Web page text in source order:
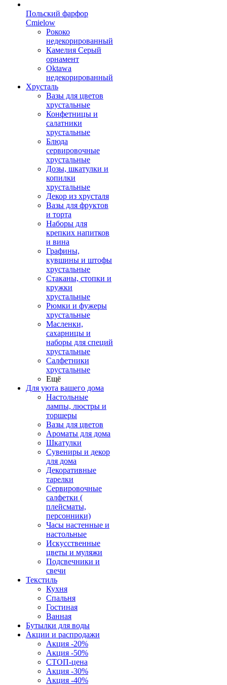
Польский фарфор
Сmielow
Рококо
недекорированный
Камелия Серый
орнамент
Oktawa
недекорированный
Хрусталь
Вазы для цветов
хрустальные
Конфетницы и
салатники
хрустальные
Блюда
сервировочные
хрустальные
Дозы, шкатулки и
копилки
хрустальные
Декор из хрусталя
Вазы для фруктов
и торта
Наборы для
крепких напитков
и вина
Графины,
кувшины и штофы
хрустальные
Стаканы, стопки и
кружки
хрустальные
Рюмки и фужеры
хрустальные
Масленки,
сахарницы и
наборы для специй
хрустальные
Салфетники
хрустальные
Ещё
Для уюта вашего дома
Настольные
лампы, люстры и
торшеры
Вазы для цветов
Ароматы для дома
Шкатулки
Сувениры и декор
для дома
Декоративные
тарелки
Сервировочные
салфетки (
плейсматы,
персонники)
Часы настенные и
настольные
Искусственные
цветы и муляжи
Подсвечники и
свечи
Текстиль
Кухня
Спальня
Гостиная
Ванная
Бутылки для воды
Акции и распродажи
Акция -20%
Акция -50%
СТОП-цена
Акция -30%
Акция -40%